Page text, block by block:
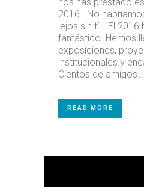
2016 . No
lejos sin tí! El 2016
fantástico. Hemos
exposiciones,
institucionales y
Cientos de amigos...
READ MORE